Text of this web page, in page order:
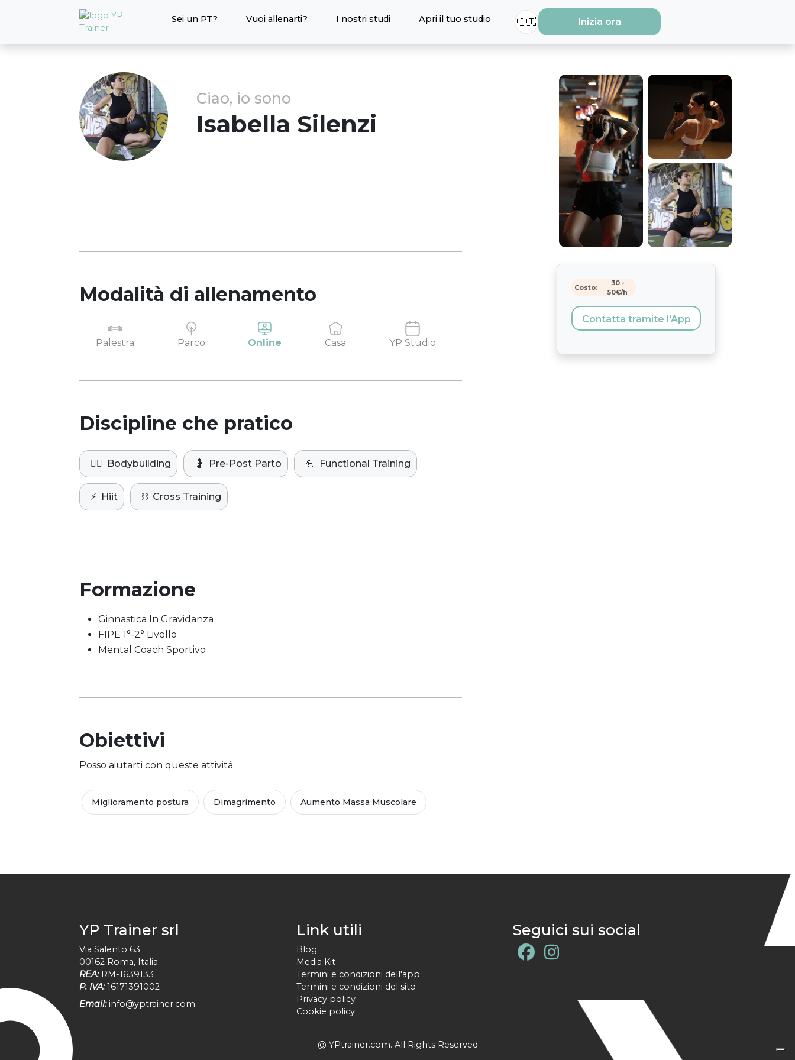
Sei un PT? Vuoi allenarti? I nostri studi Apri il tuo studio 🇮🇹 Inizia ora
Ciao, io sono
Isabella Silenzi
Modalità di allenamento
Palestra Parco Online Casa YP Studio
Discipline che pratico
🏋️‍♀️ Bodybuilding 🤰 Pre-Post Parto 💪 Functional Training
⚡️ Hiit ⛓️ Cross Training
Formazione
Ginnastica In Gravidanza
FIPE 1°-2° Livello
Mental Coach Sportivo
Obiettivi
Posso aiutarti con queste attività:
Miglioramento postura Dimagrimento Aumento Massa Muscolare
Costo:
30-
50€/h
Contatta tramite l'App
YP Trainer srl
Via Salento 63
00162 Roma, Italia
REA: RM-1639133
P. IVA: 16171391002
Email: info@yptrainer.com
Link utili
Blog
Media Kit
Termini e condizioni dell'app
Termini e condizioni del sito
Privacy policy
Cookie policy
Seguici sui social
@ YPtrainer.com. All Rights Reserved